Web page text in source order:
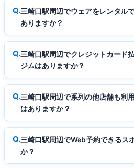
三崎口駅周辺でウェアをレンタル
ありますか？
三崎口駅周辺でクレジットカード
ジムはありますか？
三崎口駅周辺で系列の他店舗も利
はありますか？
三崎口駅周辺でWeb予約できるス
か？